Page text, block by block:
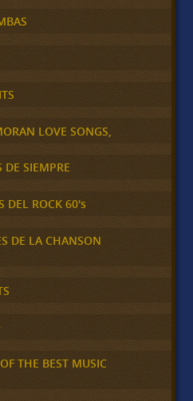
LOVE SONGS,
SIEMPRE
DEL ROCK 60's
DE LA CHANSON
THE BEST MUSIC